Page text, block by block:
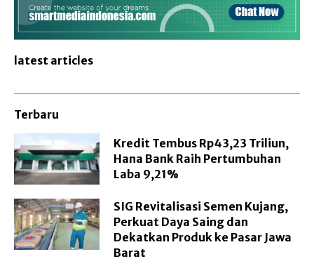
latest articles
Terbaru
Kredit Tembus Rp43,23 Triliun,
Hana Bank Raih Pertumbuhan
Laba 9,21%
SIG Revitalisasi Semen Kujang,
Perkuat Daya Saing dan
Dekatkan Produk ke Pasar Jawa
Barat